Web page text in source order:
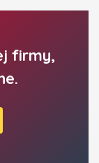
firmy,